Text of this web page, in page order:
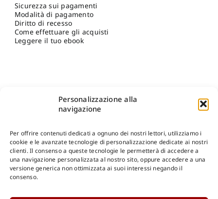
Personalizzazione alla
navigazione
Per offrire contenuti dedicati a ognuno dei nostri lettori, utilizziamo i
cookie e le avanzate tecnologie di personalizzazione dedicate ai nostri
clienti. Il consenso a queste tecnologie le permetterà di accedere a
una navigazione personalizzata al nostro sito, oppure accedere a una
versione generica non ottimizzata ai suoi interessi negando il
consenso.
Sicurezza sui pagamenti
Modalità di pagamento
Diritto di recesso
Come effettuare gli acquisti
Leggere il tuo ebook
Shop Gangemi Editore-Pagamenti Sicuri e anche Rateali